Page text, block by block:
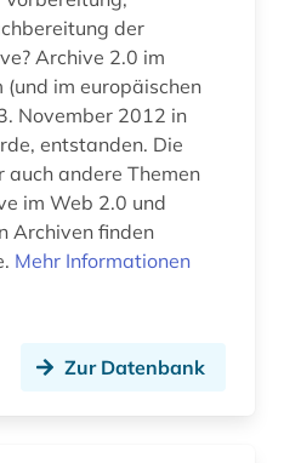
hochschulunterricht (1)
hochschulverwaltung (1)
human-computer interface (1)
der
Archive 2.0 im
im europäischen
November 2012 in
entstanden. Die
auch andere Themen
im Web 2.0 und
Archiven finden
Mehr Informationen
Zur Datenbank